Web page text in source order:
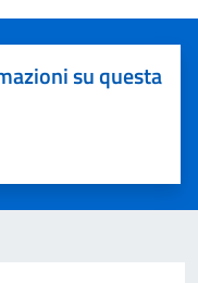
su questa